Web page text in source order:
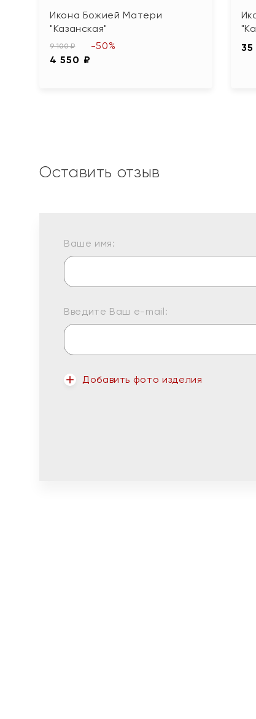
Икона Божией Матери
"Казанская"
9 100 ₽
4 550 ₽
-50%
Оставить отзыв
Ваше имя:
Введите Ваш e-mail:
Добавить фото изделия